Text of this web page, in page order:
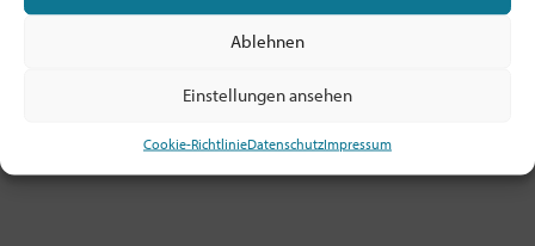
Ablehnen
Einstellungen ansehen
Cookie-RichtlinieDatenschutzImpressum
Die Suche nach der Sehnsucht
20. Juli